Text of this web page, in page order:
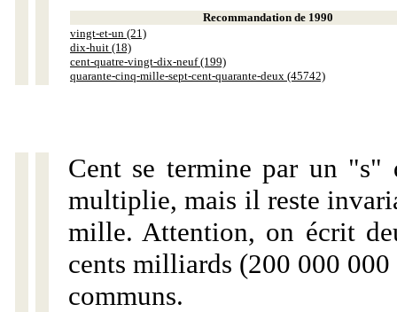
Recommandation de 1990
vingt-et-un (21)
dix-huit (18)
cent-quatre-vingt-dix-neuf (199)
quarante-cinq-mille-sept-cent-quarante-deux (45742)
Cent se termine par un "s"
multiplie, mais il reste
mille. Attention, on écrit
cents milliards (200 000
communs.